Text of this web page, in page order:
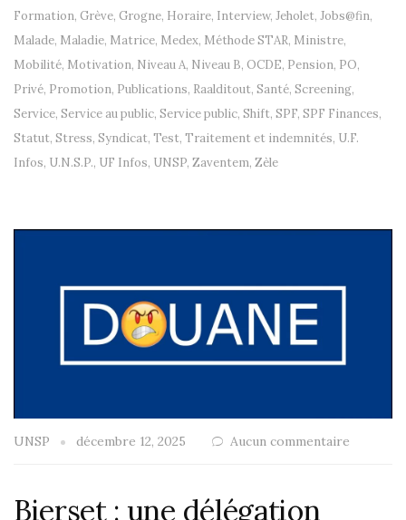
Formation, Grève, Grogne, Horaire, Interview, Jeholet, Jobs@fin,
Malade, Maladie, Matrice, Medex, Méthode STAR, Ministre,
Mobilité, Motivation, Niveau A, Niveau B, OCDE, Pension, PO,
Privé, Promotion, Publications, Raalditout, Santé, Screening,
Service, Service au public, Service public, Shift, SPF, SPF Finances,
Statut, Stress, Syndicat, Test, Traitement et indemnités, U.F.
Infos, U.N.S.P., UF Infos, UNSP, Zaventem, Zèle
UNSP décembre 12, 2025 Aucun commentaire
Bierset : une délégation